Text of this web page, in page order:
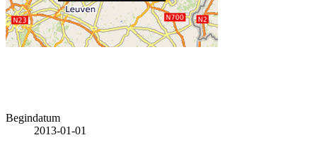
Begindatum
2013-01-01